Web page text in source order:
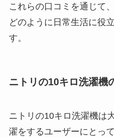
これらの口コミを通じて
どのように日常生活に役
す。
ニトリの10キロ洗濯機
ニトリの10キロ洗濯機は
濯をするユーザーにとっ